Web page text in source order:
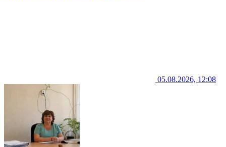
05.08.2026, 12:08